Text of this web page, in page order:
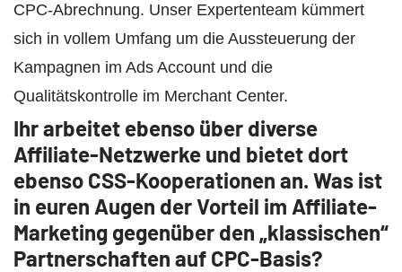
CPC-Abrechnung. Unser Expertenteam kümmert
sich in vollem Umfang um die Aussteuerung der
Kampagnen im Ads Account und die
Qualitätskontrolle im Merchant Center.
Ihr arbeitet ebenso über diverse
Affiliate-Netzwerke und bietet dort
ebenso CSS-Kooperationen an. Was ist
in euren Augen der Vorteil im Affiliate-
Marketing gegenüber den „klassischen“
Partnerschaften auf CPC-Basis?